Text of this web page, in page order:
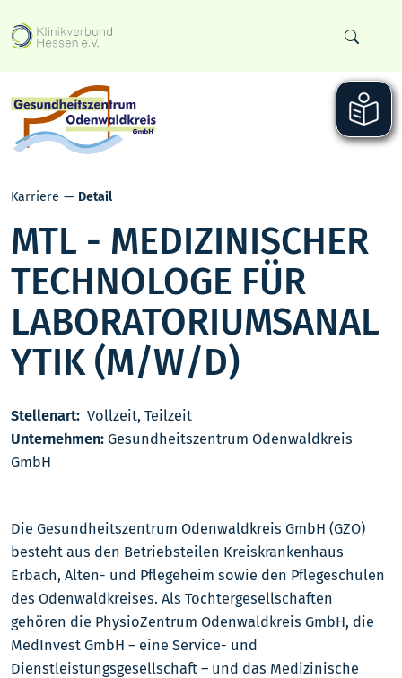
Karriere Detail
MTL - MEDIZINISCHER
TECHNOLOGE FÜR
LABORATORIUMSANAL
YTIK (M/W/D)
Stellenart: Vollzeit, Teilzeit
Unternehmen: Gesundheitszentrum Odenwaldkreis
GmbH
Die Gesundheitszentrum Odenwaldkreis GmbH (GZO)
besteht aus den Betriebsteilen Kreiskrankenhaus
Erbach, Alten- und Pflegeheim sowie den Pflegeschulen
des Odenwaldkreises. Als Tochtergesellschaften
gehören die PhysioZentrum Odenwaldkreis GmbH, die
MedInvest GmbH – eine Service- und
Dienstleistungsgesellschaft – und das Medizinische